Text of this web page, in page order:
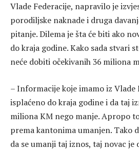
Vlade Federacije, napravilo je
porodiljske naknade i druga
pitanje. Dilema je šta će biti ako
do kraja godine. Kako sada stvari
neće dobiti očekivanih 36 miliona
– Informacije koje imamo iz Vlade
isplaćeno do kraja godine i da taj
miliona KM nego manje. Apropo
prema kantonima umanjen. Tako
da se umanji taj iznos, taj novac je